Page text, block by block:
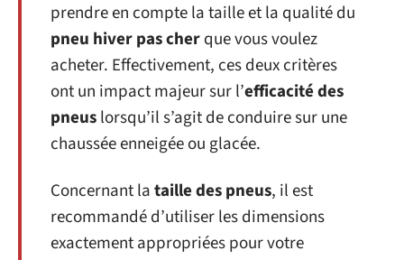
prendre en compte la taille et la qualité du
pneu hiver pas cherque vous voulez
acheter. Effectivement, ces deux critères
ont un impact majeur sur l’efficacité des
pneuslorsqu’il s’agit de conduire sur une
chaussée enneigée ou glacée.
Concernant lataille des pneus, il est
recommandé d’utiliser les dimensions
exactement appropriées pour votre